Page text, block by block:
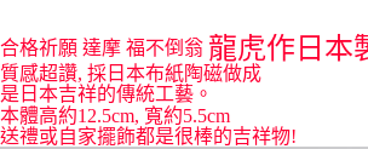
7-11取貨付款
每筆NT$65，滿NT$999(含以上)免運費
付款後7-11取貨
合格祈願 達摩 福不倒翁 龍虎作日本
質感超讚, 採日本布紙陶磁做成
是日本吉祥的傳統工藝。
本體高約12.5cm, 寬約5.5cm
送禮或自家擺飾都是很棒的吉祥物!